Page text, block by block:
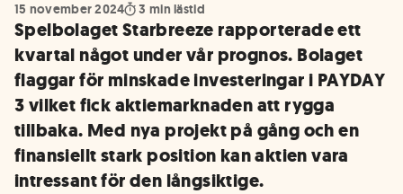
15 november 2024
3 min lästid
Spelbolaget Starbreeze rapporterade ett
kvartal något under vår prognos. Bolaget
flaggar för minskade investeringar i PAYDAY
3 vilket fick aktiemarknaden att rygga
tillbaka. Med nya projekt på gång och en
finansiellt stark position kan aktien vara
intressant för den långsiktige.